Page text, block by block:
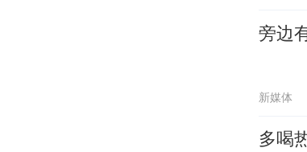
旁边
新媒体
多喝